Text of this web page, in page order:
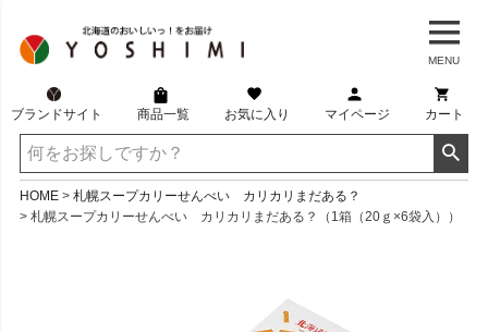
MENU
ブランドサイト 商品一覧 お気に入り マイページ カート
HOME
札幌スープカリーせんべい カリカリまだある？
札幌スープカリーせんべい カリカリまだある？（1箱（20ｇ×6袋入））